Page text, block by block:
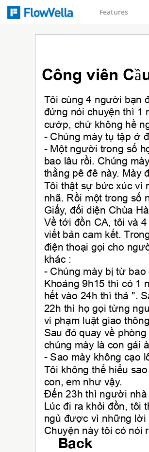
Features
Tôi cùng 4 người bạn
đứng nói chuyện thì 1
cướp, chứ không hề
- Chúng mày tụ tập ở
- Một người trong số
bao lâu rồi. Chúng
thằng pê đê này. Mày
Tôi thật sự bức xúc vì
nhã. Rồi một trong số
Giấy, đối diện Chùa
Về tới đồn CA, tôi và
viết bản cam kết.
điện thoại gọi cho
khác :
- Chúng mày bị từ
Khoảng 9h15 thì có 1
hết vào 24h thì thả ".
22h thì họ gọi từng
vi phạm luật giao
Sau đó quay về
chúng mày là con gái
- Sao mày không cạo
Tôi không thể hiểu
con, em như vậy.
Đến 23h thì người
Lúc đi ra khỏi đồn, tôi
ngủ được vì những lời
Chuyện này tôi có nói
Công viên
Back